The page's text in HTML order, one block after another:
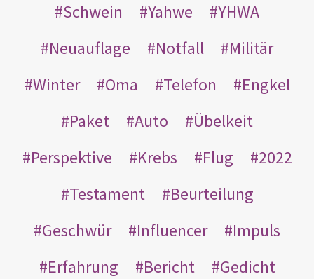
Schwein
Yahwe
YHWA
Neuauflage
Notfall
Militär
Winter
Oma Telefon
Engkel
Paket
Auto
Übelkeit
Perspektive
Krebs Flug
2022
Testament
Beurteilung
Geschwür
Influencer
Impuls
Erfahrung
Bericht
Gedicht